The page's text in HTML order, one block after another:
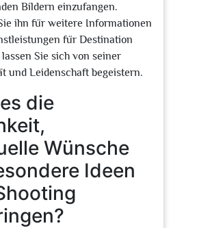
Bildern einzufangen.
ihn für weitere Informationen
für Destination
Sie sich von seiner
und Leidenschaft begeistern.
die
Wünsche
Ideen